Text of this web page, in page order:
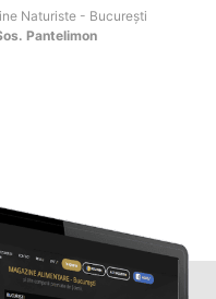
Naturiste - Bucureşti
Pantelimon